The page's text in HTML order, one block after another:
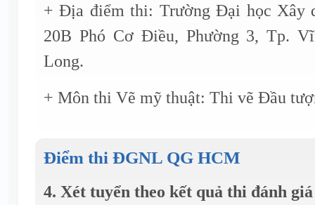
+ Địa điểm thi: Trường Đại học Xây
20B Phó Cơ Điều, Phường 3, Tp.
Long.
+ Môn thi Vẽ mỹ thuật: Thi vẽ Đầu
Điểm thi ĐGNL QG HCM
4. Xét tuyển theo kết quả thi đánh